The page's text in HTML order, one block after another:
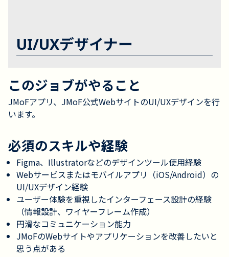
UI/UXデザイナー
このジョブがやること
JMoFアプリ、JMoF公式WebサイトのUI/UXデザインを行
います。
必須のスキルや経験
Figma、Illustratorなどのデザインツール使用経験
Webサービスまたはモバイルアプリ（iOS/Android）の
UI/UXデザイン経験
ユーザー体験を重視したインターフェース設計の経験
（情報設計、ワイヤーフレーム作成）
円滑なコミュニケーション能力
JMoFのWebサイトやアプリケーションを改善したいと
思う点がある